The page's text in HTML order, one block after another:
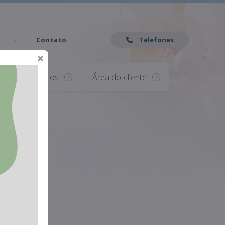
Telefones
Contato
Serviços Área do cliente